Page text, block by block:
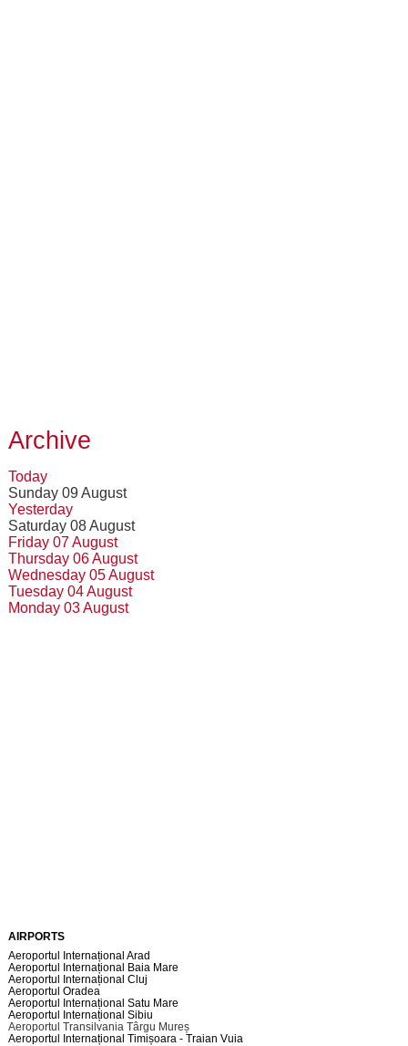
Archive
Today
Sunday 09 August
Yesterday
Saturday 08 August
Friday 07 August
Thursday 06 August
Wednesday 05 August
Tuesday 04 August
Monday 03 August
AIRPORTS
Aeroportul Internațional Arad
Aeroportul Internațional Baia Mare
Aeroportul Internațional Cluj
Aeroportul Oradea
Aeroportul Internațional Satu Mare
Aeroportul Internațional Sibiu
Aeroportul Transilvania Târgu Mureș
Aeroportul Internațional Timișoara - Traian Vuia